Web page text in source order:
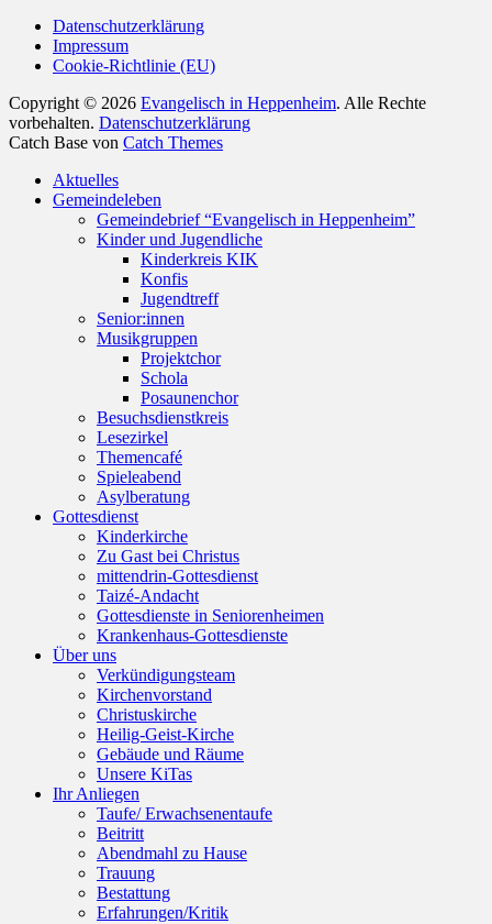
Datenschutzerklärung
Impressum
Cookie-Richtlinie (EU)
Copyright © 2026 Evangelisch in Heppenheim. Alle Rechte
vorbehalten. Datenschutzerklärung
Catch Base von Catch Themes
oben
scrollen
Aktuelles
Gemeindeleben
Gemeindebrief “Evangelisch in Heppenheim”
Kinder und Jugendliche
Kinderkreis KIK
Konfis
Jugendtreff
Senior:innen
Musikgruppen
Projektchor
Schola
Posaunenchor
Besuchsdienstkreis
Lesezirkel
Themencafé
Spieleabend
Asylberatung
Gottesdienst
Kinderkirche
Zu Gast bei Christus
mittendrin-Gottesdienst
Taizé-Andacht
Gottesdienste in Seniorenheimen
Krankenhaus-Gottesdienste
Über uns
Verkündigungsteam
Kirchenvorstand
Christuskirche
Heilig-Geist-Kirche
Gebäude und Räume
Unsere KiTas
Ihr Anliegen
Taufe/ Erwachsenentaufe
Beitritt
Abendmahl zu Hause
Trauung
Bestattung
Erfahrungen/Kritik